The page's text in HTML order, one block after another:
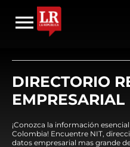
DIRECTORIO
EMPRESARIAL
¡Conozca la información
Colombia! Encuentre NIT,
datos empresarial mas grande